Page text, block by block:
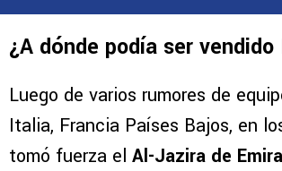
¿A dónde podía ser
Luego de varios rumores de
Italia, Francia Países Bajos, en
tomó fuerza el Al-Jazira de